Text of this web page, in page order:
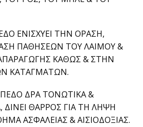
ΕΝΙΣΧΥΕΙ ΤΗΝ ΟΡΑΣΗ,
ΠΑΘΗΣΕΩΝ ΤΟΥ ΛΑΙΜΟΥ &
ΚΑΘΩΣ & ΣΤΗΝ
ΚΑΤΑΓΜΑΤΩΝ.
ΔΡΑ ΤΟΝΩΤΙΚΑ &
ΔΙΝΕΙ ΘΑΡΡΟΣ ΓΙΑ ΤΗ ΛΗΨΗ
ΑΣΦΑΛΕΙΑΣ & ΑΙΣΙΟΔΟΞΙΑΣ.